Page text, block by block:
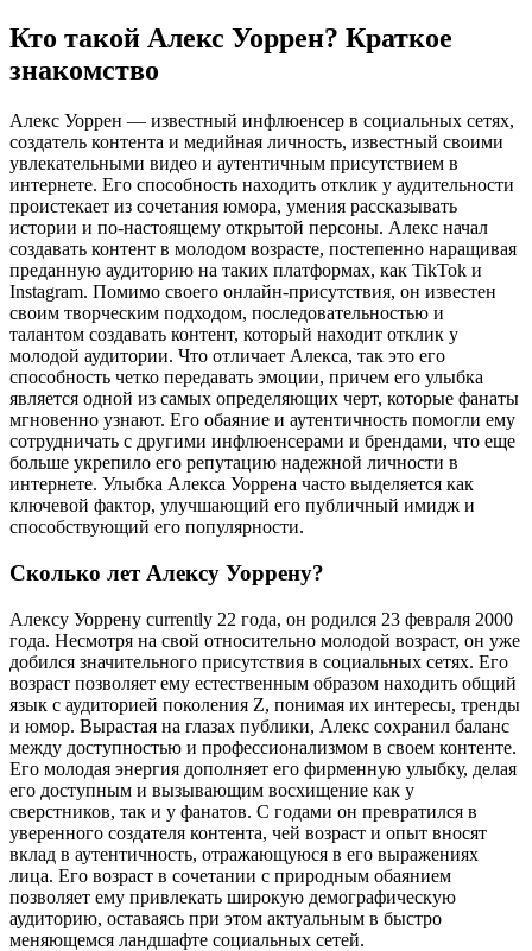
Кто такой Алекс Уоррен? Краткое
знакомство
Алекс Уоррен — известный инфлюенсер в социальных сетях,
создатель контента и медийная личность, известный своими
увлекательными видео и аутентичным присутствием в
интернете. Его способность находить отклик у аудительности
проистекает из сочетания юмора, умения рассказывать
истории и по-настоящему открытой персоны. Алекс начал
создавать контент в молодом возрасте, постепенно наращивая
преданную аудиторию на таких платформах, как TikTok и
Instagram. Помимо своего онлайн-присутствия, он известен
своим творческим подходом, последовательностью и
талантом создавать контент, который находит отклик у
молодой аудитории. Что отличает Алекса, так это его
способность четко передавать эмоции, причем его улыбка
является одной из самых определяющих черт, которые фанаты
мгновенно узнают. Его обаяние и аутентичность помогли ему
сотрудничать с другими инфлюенсерами и брендами, что еще
больше укрепило его репутацию надежной личности в
интернете. Улыбка Алекса Уоррена часто выделяется как
ключевой фактор, улучшающий его публичный имидж и
способствующий его популярности.
Сколько лет Алексу Уоррену?
Алексу Уоррену currently 22 года, он родился 23 февраля 2000
года. Несмотря на свой относительно молодой возраст, он уже
добился значительного присутствия в социальных сетях. Его
возраст позволяет ему естественным образом находить общий
язык с аудиторией поколения Z, понимая их интересы, тренды
и юмор. Вырастая на глазах публики, Алекс сохранил баланс
между доступностью и профессионализмом в своем контенте.
Его молодая энергия дополняет его фирменную улыбку, делая
его доступным и вызывающим восхищение как у
сверстников, так и у фанатов. С годами он превратился в
уверенного создателя контента, чей возраст и опыт вносят
вклад в аутентичность, отражающуюся в его выражениях
лица. Его возраст в сочетании с природным обаянием
позволяет ему привлекать широкую демографическую
аудиторию, оставаясь при этом актуальным в быстро
меняющемся ландшафте социальных сетей.